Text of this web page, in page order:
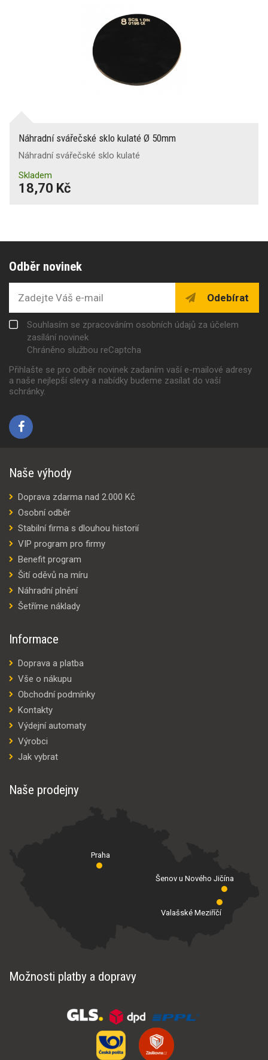
Náhradní svářečské sklo kulaté Ø 50mm
Náhradní svářečské sklo kulaté
Skladem
18,70 Kč
Odběr novinek
Odebírat
Souhlasím se zpracováním osobních údajů za účelem
zasílání novinek
Chráněno službou reCaptcha
Přihlašte se pro odběr novinek zadaním vaší e-mailové adresy
a naše nejlepší slevy a nabídky budeme zasílat do vaší
schránky.
Naše výhody
Doprava zdarma nad 2.000 Kč
Osobní odběr
Stabilní firma s dlouhou historií
VIP program pro firmy
Benefit program
Šití oděvů na míru
Náhradní plnění
Šetříme náklady
Informace
Doprava a platba
Vše o nákupu
Obchodní podmínky
Kontakty
Výdejní automaty
Výrobci
Jak vybrat
Naše prodejny
Praha
Valašské Meziříčí
Šenov u Nového Jičína
Možnosti platby a dopravy